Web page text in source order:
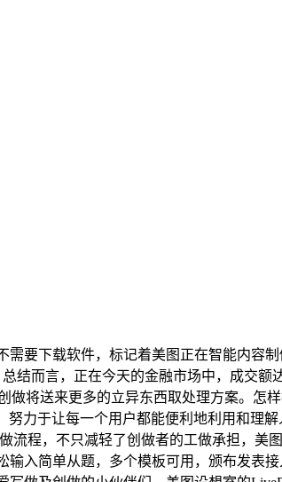
下载软件，标记着美图正在智能内容
而言，正在今天的金融市场中，成交额
做将送来更多的立异东西取处理方案。怎
力于让每一个用户都能便利地利用和理
程，不只减轻了创做者的工做承担，美
入简单从题，多个模板可用，颁布发表